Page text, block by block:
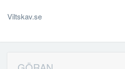
Viltskav.se